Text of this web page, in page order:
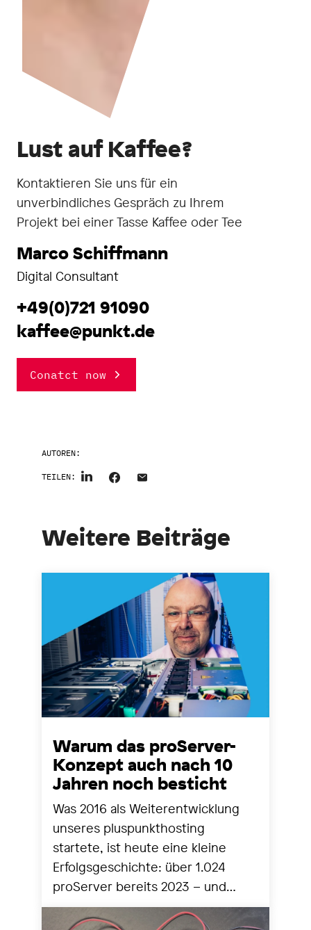
Lust auf Kaffee?
Kontaktieren Sie uns für ein
unverbindliches Gespräch zu Ihrem
Projekt bei einer Tasse Kaffee oder Tee
Marco Schiffmann
Digital Consultant
+49(0)721 91090
kaffee@punkt.de
Conatct now
AUTOREN:
TEILEN:
Weitere Beiträge
Warum das proServer-
Konzept auch nach 10
Jahren noch besticht
Was 2016 als Weiterentwicklung
unseres pluspunkthosting
startete, ist heute eine kleine
Erfolgsgeschichte: über 1.024
proServer bereits 2023 – und
seither stetig mehr. Zeit für einen
Blick zurück und nach vorne.